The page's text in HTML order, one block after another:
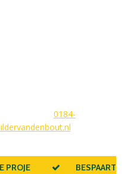
0184-
BESPAART